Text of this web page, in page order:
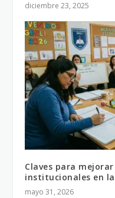
diciembre 23, 2025
Claves para
institucionales en la
mayo 31, 2026